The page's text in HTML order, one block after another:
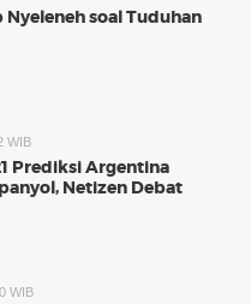
soal Tuduhan
WIB
Prediksi Argentina
Netizen Debat
WIB